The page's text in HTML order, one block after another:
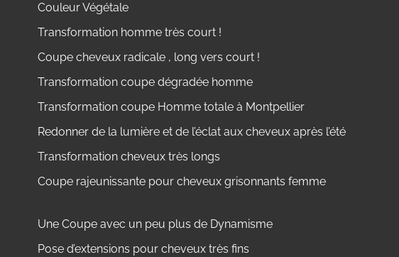
Couleur Végétale
Transformation homme très court !
Coupe cheveux radicale , long vers court !
Transformation coupe dégradée homme
Transformation coupe Homme totale à Montpellier
Redonner de la lumière et de l’éclat aux cheveux après l’été
Transformation cheveux très longs
Coupe rajeunissante pour cheveux grisonnants femme
Une Coupe avec un peu plus de Dynamisme
Pose d’extensions pour cheveux très fins